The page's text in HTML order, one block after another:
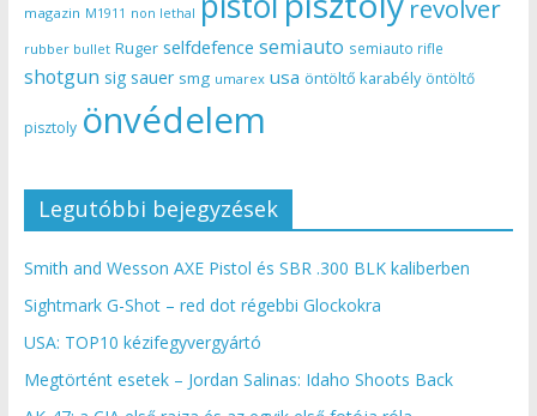
magazin M1911 non lethal revolver
rubber bullet Ruger selfdefence semiauto semiauto rifle
shotgun sig sauer smg umarex usa öntöltő karabély öntöltő
pisztoly önvédelem
Legutóbbi bejegyzések
Smith and Wesson AXE Pistol és SBR .300 BLK kaliberben
Sightmark G-Shot – red dot régebbi Glockokra
USA: TOP10 kézifegyvergyártó
Megtörtént esetek – Jordan Salinas: Idaho Shoots Back